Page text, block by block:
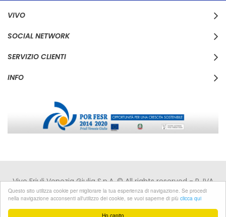
Ho capito
Questo sito utilizza cookie per migliorare la tua esperienza di navigazione. Se procedi
nella navigazione acconsenti all'utilizzo dei cookie, se vuoi saperne di più clicca qui
VIVO
SOCIAL NETWORK
SERVIZIO CLIENTI
INFO
Vivo Friuli Venezia Giulia S.p.A. © All rights reserved - P. IVA
IT00168110310 - C.F. 00168110310 -Privacy|Cookies
Developed by Pixel